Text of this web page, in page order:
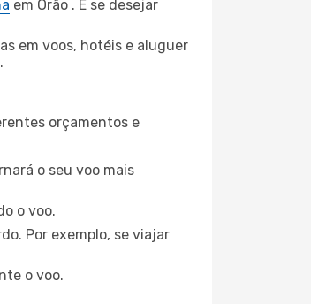
em Orão . E se desejar
em voos, hotéis e aluguer
orçamentos e
o seu voo mais
o voo.
Por exemplo, se viajar
o voo.